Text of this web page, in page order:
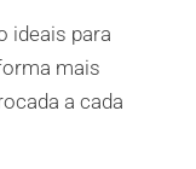
ideais para
mais
a cada